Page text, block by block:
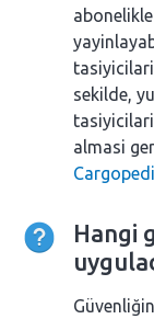
sekilde,
almasi
Hangi